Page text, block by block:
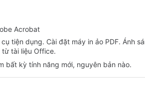
Acrobat
tiện dụng. Cài đặt máy in ảo PDF. Ánh
tài liệu Office.
bất kỳ tính năng mới, nguyên bản nào.